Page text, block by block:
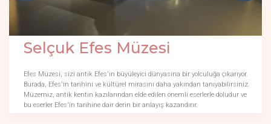
Selçuk Efes Müzesi
Efes Müzesi, sizi antik Efes'in büyüleyici dünyasına bir yolculuğa çıkarıyor.
Burada, Efes'in tarihini ve kültürel mirasını daha yakından tanıyabilirsiniz.
Müzemiz, antik kentin kazılarından elde edilen önemli eserlerle doludur ve
bu eserler Efes'in tarihine dair derin bir anlayış kazandırır.